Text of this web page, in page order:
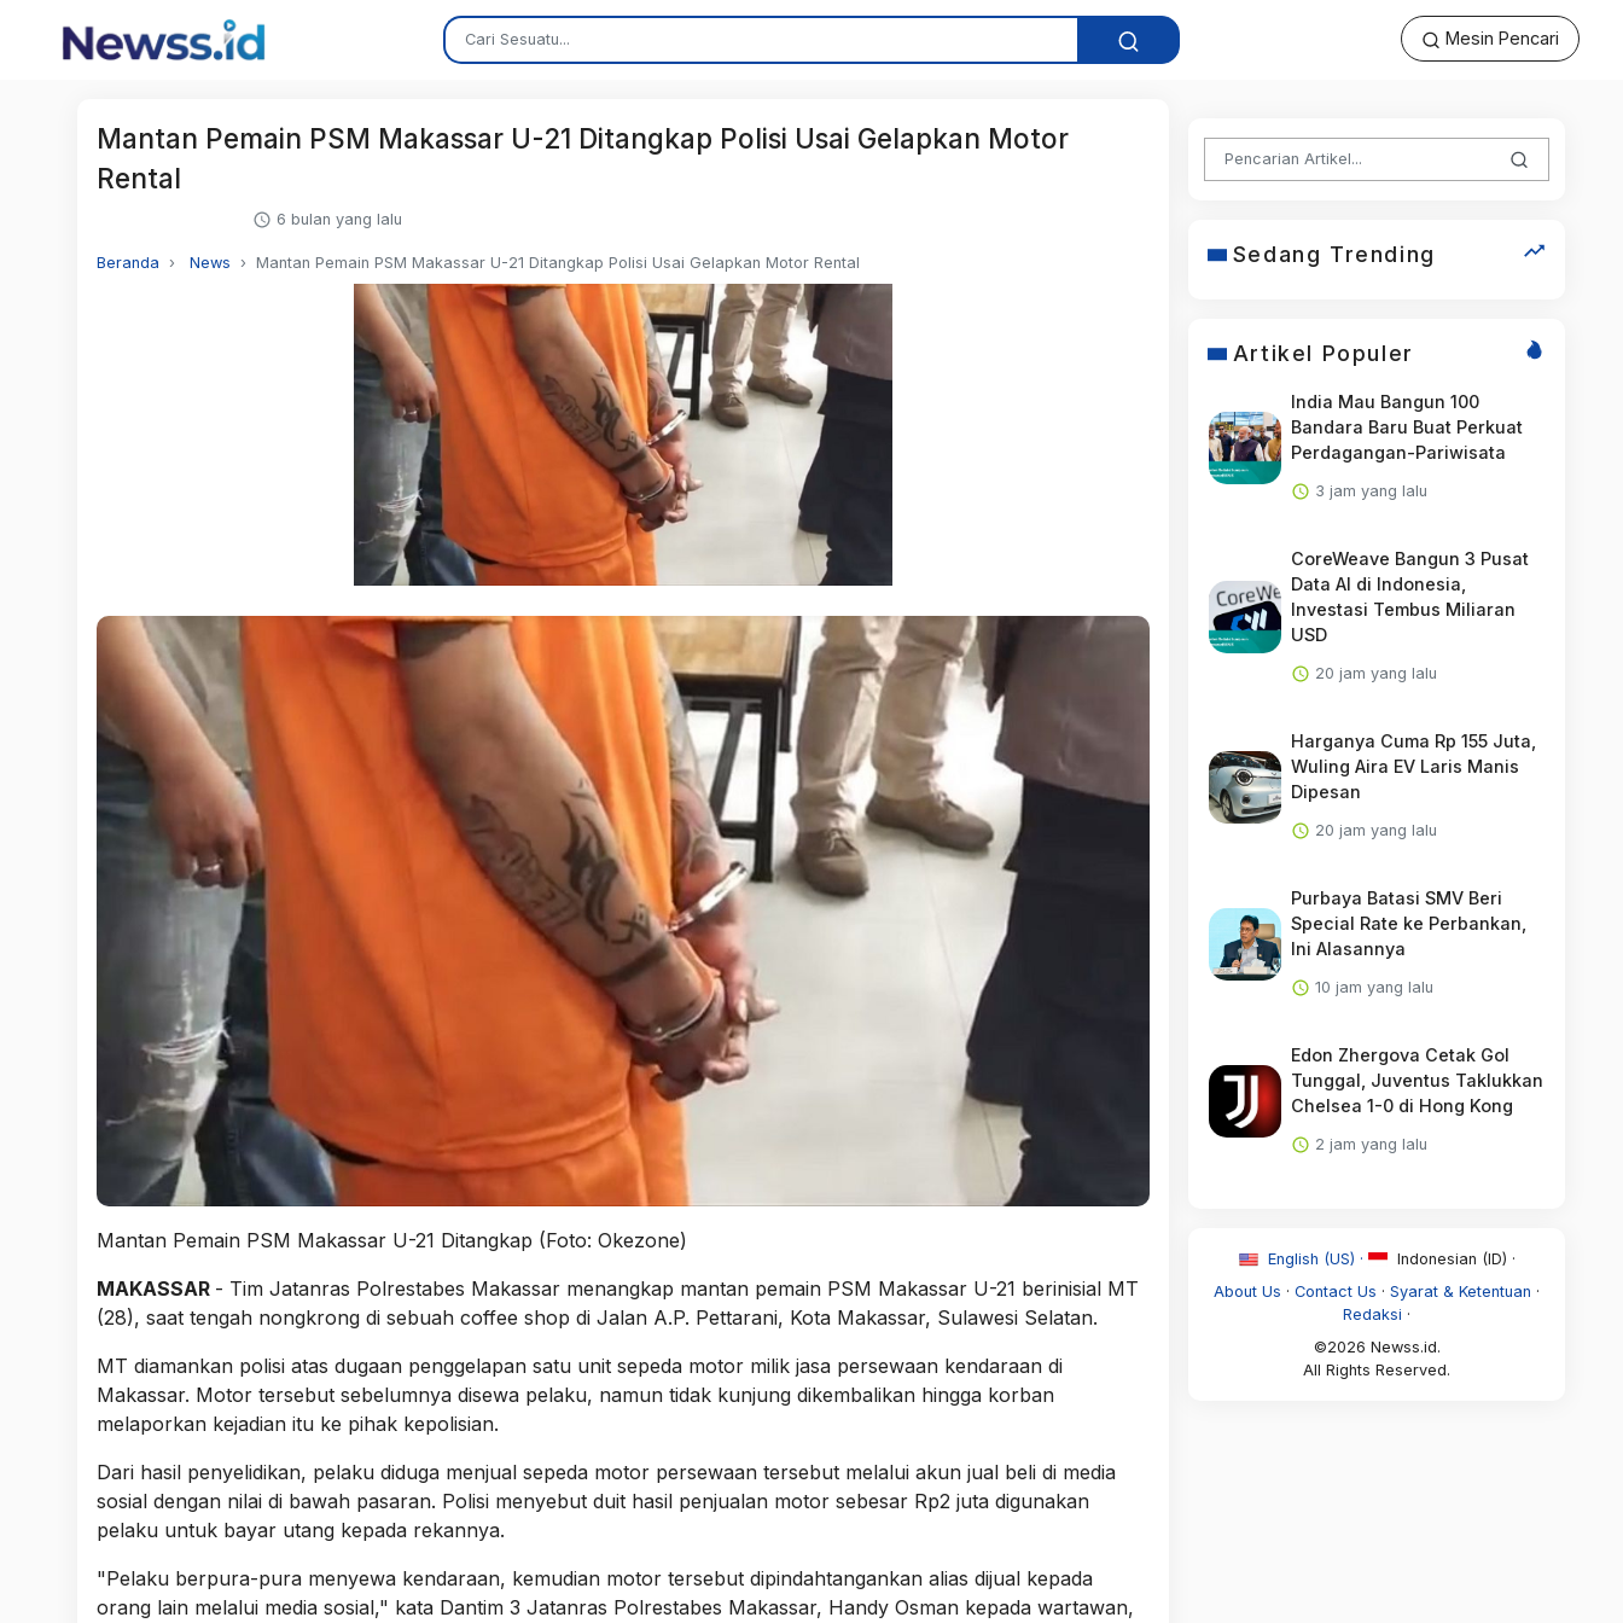
Mesin Pencari
Mantan Pemain PSM Makassar U-21 Ditangkap Polisi Usai Gelapkan Motor
Rental
6 bulan yang lalu
Beranda News Mantan Pemain PSM Makassar U-21 Ditangkap Polisi Usai Gelapkan Motor Rental
Mantan Pemain PSM Makassar U-21 Ditangkap (Foto: Okezone)
MAKASSAR - Tim Jatanras Polrestabes Makassar menangkap mantan pemain PSM Makassar U-21 berinisial MT
(28), saat tengah nongkrong di sebuah coffee shop di Jalan A.P. Pettarani, Kota Makassar, Sulawesi Selatan.
MT diamankan polisi atas dugaan penggelapan satu unit sepeda motor milik jasa persewaan kendaraan di
Makassar. Motor tersebut sebelumnya disewa pelaku, namun tidak kunjung dikembalikan hingga korban
melaporkan kejadian itu ke pihak kepolisian.
Dari hasil penyelidikan, pelaku diduga menjual sepeda motor persewaan tersebut melalui akun jual beli di media
sosial dengan nilai di bawah pasaran. Polisi menyebut duit hasil penjualan motor sebesar Rp2 juta digunakan
pelaku untuk bayar utang kepada rekannya.
"Pelaku berpura-pura menyewa kendaraan, kemudian motor tersebut dipindahtangankan alias dijual kepada
orang lain melalui media sosial," kata Dantim 3 Jatanras Polrestabes Makassar, Handy Osman kepada wartawan,
Sedang Trending
Artikel Populer
India Mau Bangun 100
Bandara Baru Buat Perkuat
Perdagangan-Pariwisata
3 jam yang lalu
CoreWeave Bangun 3 Pusat
Data AI di Indonesia,
Investasi Tembus Miliaran
USD
20 jam yang lalu
Harganya Cuma Rp 155 Juta,
Wuling Aira EV Laris Manis
Dipesan
20 jam yang lalu
Purbaya Batasi SMV Beri
Special Rate ke Perbankan,
Ini Alasannya
10 jam yang lalu
Edon Zhergova Cetak Gol
Tunggal, Juventus Taklukkan
Chelsea 1-0 di Hong Kong
2 jam yang lalu
English (US) ·
Indonesian (ID) ·
About Us · Contact Us · Syarat & Ketentuan ·
Redaksi ·
©2026 Newss.id.
All Rights Reserved.